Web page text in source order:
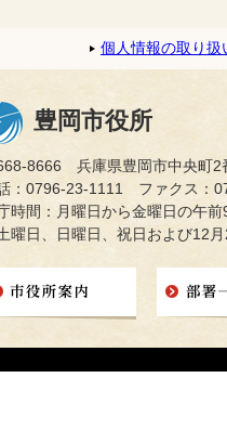
個人情報の取り扱
豊岡市役所
8666 兵庫県豊岡市中央町2
：0796-23-1111 ファクス：
時間：月曜日から金曜日の午
土曜日、日曜日、祝日および12